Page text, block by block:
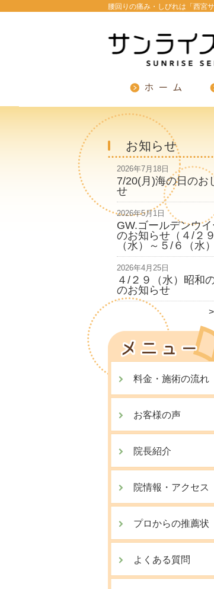
腰回りの痛み・しびれは「西宮
お知らせ
2026年7月18日
7/20(月)海の日のお
せ
2026年5月1日
GW.ゴールデンウイ
のお知らせ（４/２９
（水）～５/６（水）
2026年4月25日
４/２９（水）昭和
のお知らせ
料金・施術の流れ
お客様の声
院長紹介
院情報・アクセス
プロからの推薦状
よくある質問